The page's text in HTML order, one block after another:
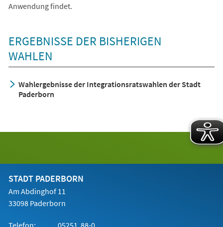
Anwendung findet.
ERGEBNISSE DER BISHERIGEN
WAHLEN
Wahlergebnisse der Integrationsratswahlen der Stadt
Paderborn
STADT PADERBORN
Am Abdinghof 11
33098 Paderborn
Telefon: 05251 88-0